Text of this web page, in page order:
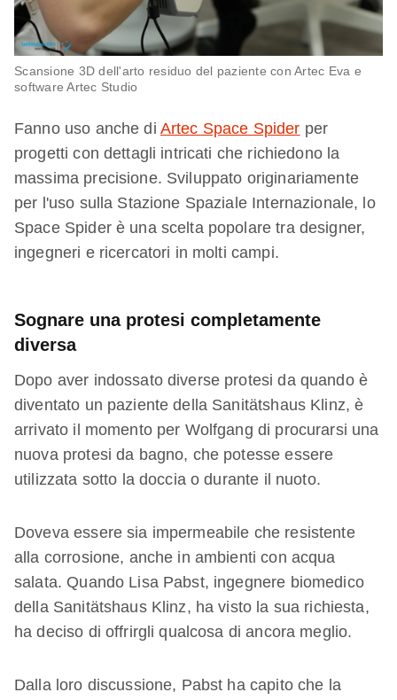
Scansione 3D dell'arto residuo del paziente con Artec Eva e
software Artec Studio
Fanno uso anche di Artec Space Spider per
progetti con dettagli intricati che richiedono la
massima precisione. Sviluppato originariamente
per l'uso sulla Stazione Spaziale Internazionale, lo
Space Spider è una scelta popolare tra designer,
ingegneri e ricercatori in molti campi.
Sognare una protesi completamente
diversa
Dopo aver indossato diverse protesi da quando è
diventato un paziente della Sanitätshaus Klinz, è
arrivato il momento per Wolfgang di procurarsi una
nuova protesi da bagno, che potesse essere
utilizzata sotto la doccia o durante il nuoto.
Doveva essere sia impermeabile che resistente
alla corrosione, anche in ambienti con acqua
salata. Quando Lisa Pabst, ingegnere biomedico
della Sanitätshaus Klinz, ha visto la sua richiesta,
ha deciso di offrirgli qualcosa di ancora meglio.
Dalla loro discussione, Pabst ha capito che la